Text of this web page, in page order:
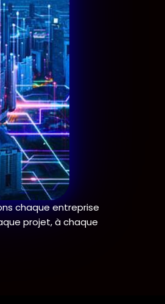
chaque entreprise
projet, à chaque